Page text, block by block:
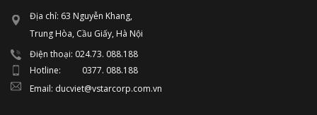
Địa chỉ: 63 Nguyễn Khang,
Trung Hòa, Cầu Giấy, Hà Nội
Điện thoại: 024.73. 088.188
Hotline: 0377. 088.188
Email: ducviet@vstarcorp.com.vn